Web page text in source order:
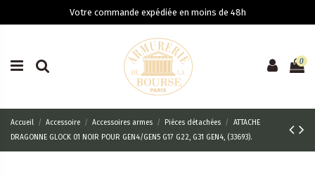
Votre commande expédiée en moins de 48h
0
Accueil Accessoire Accessoires armes Pièces détachées
ATTACHE
DRAGONNE GLOCK 01 NOIR POUR GEN4/GEN5 G17 G22, G31 GEN4, (33693).